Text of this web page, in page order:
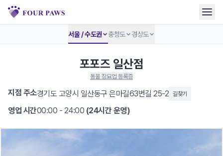
서울 / 수도권 충청도 경상도
포포즈 일산점
동물 장묘업 등록증
지점 주소경기도 고양시 일산동구 은마길63번길 25-2 길찾기
영업 시간00:00 - 24:00 (24시간 운영)